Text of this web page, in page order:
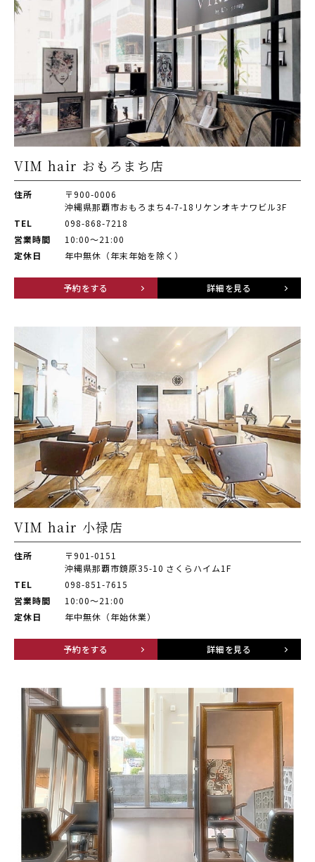
VIM hair おもろまち店
住所
〒900-0006
沖縄県那覇市おもろまち4-7-18リケンオキナワビル3F
TEL
098-868-7218
営業時間
10:00～21:00
定休日
年中無休（年末年始を除く）
予約をする 詳細を見る
VIM hair 小禄店
住所
〒901-0151
沖縄県那覇市鏡原35-10 さくらハイム1F
TEL
098-851-7615
営業時間
10:00～21:00
定休日
年中無休（年始休業）
予約をする 詳細を見る